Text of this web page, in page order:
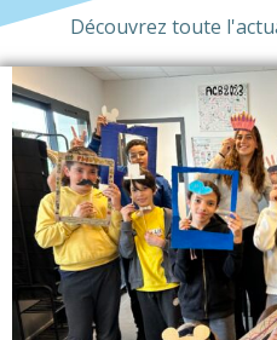
Découvrez toute